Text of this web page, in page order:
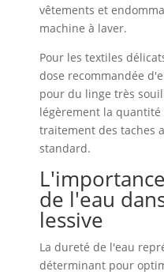
vêtements et
machine à laver.
Pour les textiles
dose recommandée
pour du linge très
légèrement la
traitement des taches
standard.
de l'eau
lessive
La dureté de l'eau
déterminant pour